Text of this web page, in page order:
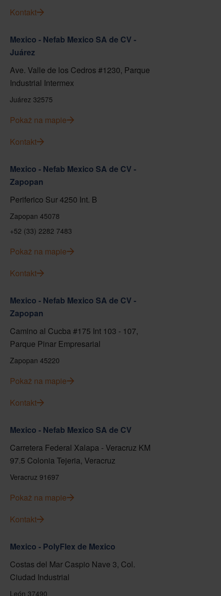
Kontakt
Mexico - Nefab Mexico SA de CV -
Juárez
Ave. Valle de los Cedros #1230, Parque
Industrial Intermex
Juárez 32575
Pokaż na mapie
Kontakt
Mexico - Nefab Mexico SA de CV -
Zapopan
Periferico Sur 4250 Int. B
Zapopan 45078
+52 (33) 2282 7483
Pokaż na mapie
Kontakt
Mexico - Nefab Mexico SA de CV -
Zapopan
Camino al Cucba #175 Int 103 - 107,
Parque Pinar Empresarial
Zapopan 45220
Pokaż na mapie
Kontakt
Mexico - Nefab Mexico SA de CV
Carretera Federal Xalapa - Veracruz KM
97.5 Colonia Tejeria, Veracruz
Veracruz 91697
Pokaż na mapie
Kontakt
Mexico - PolyFlex de Mexico
Costas del Mar Caspio Nave 3, Col.
Ciudad Industrial
León 37490